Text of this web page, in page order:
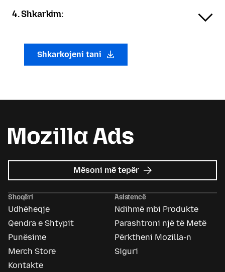
4. Shkarkim:
Shkarkojeni tani
Mësoni më tepër mbi
Mozilla
Shoqëri
Udhëheqje
Qendra e Shtypit
Punësime
Merch Store
Kontakte
Asistencë
Ndihmë mbi Produkte
Parashtroni një të Metë
Përktheni Mozilla-n
Siguri